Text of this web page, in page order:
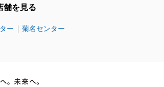
舗を見る
ー 菊名センター